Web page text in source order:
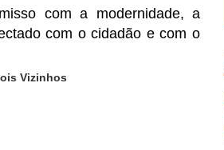
com a modernidade, a
com o cidadão e com o
Vizinhos